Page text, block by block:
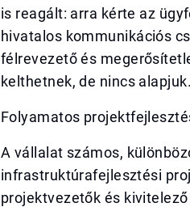
is reagált: arra kérte az
hivatalos kommunikációs
félrevezető és
kelthetnek, de nincs alapjuk.
Folyamatos
A vállalat számos,
infrastruktúrafejlesztési
projektvezetők és